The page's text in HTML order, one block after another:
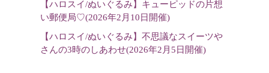
【ハロスイ/ぬいぐるみ】キューピッドの片想
い郵便局♡(2026年2月10日開催)
【ハロスイ/ぬいぐるみ】不思議なスイーツや
さんの3時のしあわせ(2026年2月5日開催)